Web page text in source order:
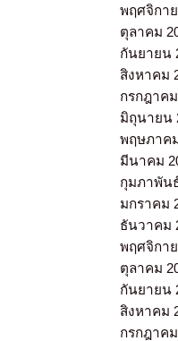
พฤศจิกา
ตุลาคม
กันยายน
สิงหาคม
กรกฎาค
มิถุนายน
พฤษภาค
มีนาคม
กุมภาพัน
มกราคม
ธันวาคม
พฤศจิกา
ตุลาคม
กันยายน
สิงหาคม
กรกฎาค